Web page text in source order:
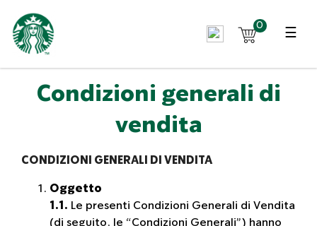
0
☰
Condizioni generali di
vendita
CONDIZIONI GENERALI DI VENDITA
Oggetto
1.1. Le presenti Condizioni Generali di Vendita
(di seguito, le “Condizioni Generali”) hanno